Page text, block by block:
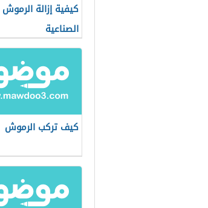
كيفية إزالة الرموش
الصناعية
كيف تركب الرموش